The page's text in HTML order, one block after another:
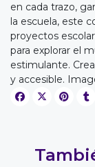
en cada trazo,
la escuela, este
proyectos
para explorar el
estimulante.
y accesible.